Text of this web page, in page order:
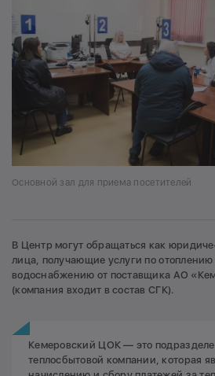
Основной зал для приема посетителей
В Центр могут обращаться как
лица, получающие услуги по отоплению
водоснабжению от поставщика АО
(компания входит в состав СГК).
Кемеровский ЦОК — это
теплосбытовой компании, которая